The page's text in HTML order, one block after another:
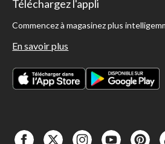
Téléchargez l'appli
Commencez à magasinez plus
En savoir plus